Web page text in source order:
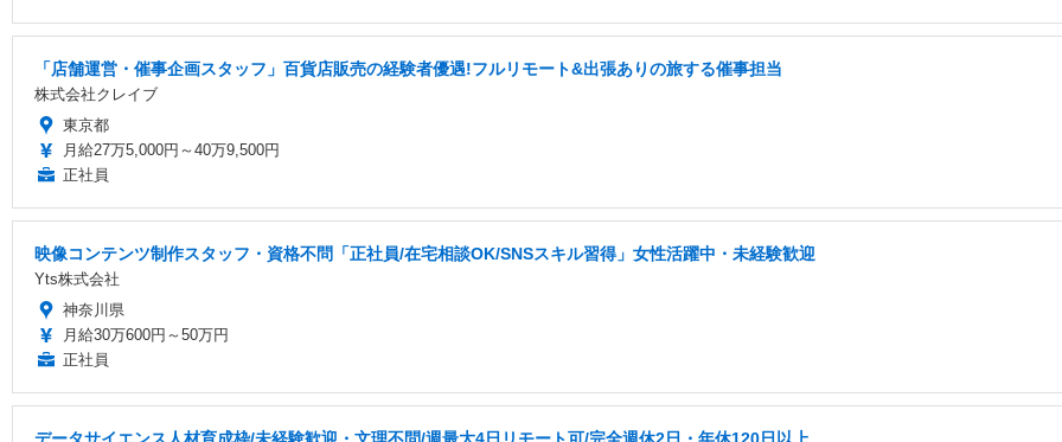
「店舗運営・催事企画スタッフ」百貨店販売の経験者優遇!フルリモート&出張ありの旅する催事担当
株式会社クレイブ
東京都
月給27万5,000円～40万9,500円
正社員
映像コンテンツ制作スタッフ・資格不問「正社員/在宅相談OK/SNSスキル習得」女性活躍中・未経験歓迎
Yts株式会社
神奈川県
月給30万600円～50万円
正社員